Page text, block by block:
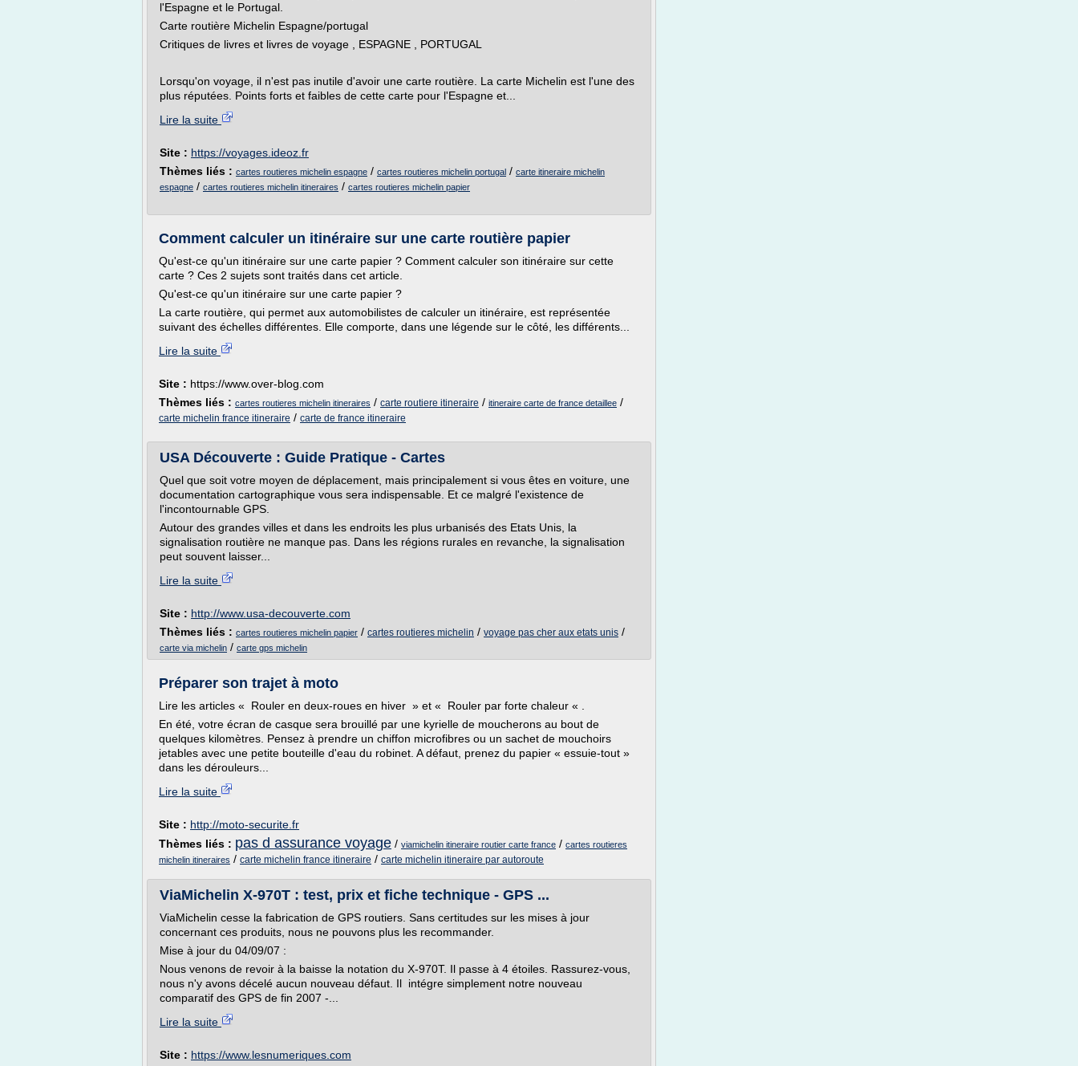
l'Espagne et le Portugal.
Carte routière Michelin Espagne/portugal
Critiques de livres et livres de voyage , ESPAGNE , PORTUGAL
Lorsqu'on voyage, il n'est pas inutile d'avoir une carte routière. La carte Michelin est l'une des
plus réputées. Points forts et faibles de cette carte pour l'Espagne et...
Lire la suite
Site : https://voyages.ideoz.fr
Thèmes liés : cartes routieres michelin espagne / cartes routieres michelin portugal / carte itineraire michelin
espagne / cartes routieres michelin itineraires / cartes routieres michelin papier
Comment calculer un itinéraire sur une carte routière papier
Qu'est-ce qu'un itinéraire sur une carte papier ? Comment calculer son itinéraire sur cette
carte ? Ces 2 sujets sont traités dans cet article.
Qu'est-ce qu'un itinéraire sur une carte papier ?
La carte routière, qui permet aux automobilistes de calculer un itinéraire, est représentée
suivant des échelles différentes. Elle comporte, dans une légende sur le côté, les différents...
Lire la suite
Site : https://www.over-blog.com
Thèmes liés : cartes routieres michelin itineraires / carte routiere itineraire / itineraire carte de france detaillee /
carte michelin france itineraire / carte de france itineraire
USA Découverte : Guide Pratique - Cartes
Quel que soit votre moyen de déplacement, mais principalement si vous êtes en voiture, une
documentation cartographique vous sera indispensable. Et ce malgré l'existence de
l'incontournable GPS.
Autour des grandes villes et dans les endroits les plus urbanisés des Etats Unis, la
signalisation routière ne manque pas. Dans les régions rurales en revanche, la signalisation
peut souvent laisser...
Lire la suite
Site : http://www.usa-decouverte.com
Thèmes liés : cartes routieres michelin papier / cartes routieres michelin / voyage pas cher aux etats unis /
carte via michelin / carte gps michelin
Préparer son trajet à moto
Lire les articles « Rouler en deux-roues en hiver » et « Rouler par forte chaleur « .
En été, votre écran de casque sera brouillé par une kyrielle de moucherons au bout de
quelques kilomètres. Pensez à prendre un chiffon microfibres ou un sachet de mouchoirs
jetables avec une petite bouteille d'eau du robinet. A défaut, prenez du papier « essuie-tout »
dans les dérouleurs...
Lire la suite
Site : http://moto-securite.fr
Thèmes liés : pas d assurance voyage / viamichelin itineraire routier carte france / cartes routieres
michelin itineraires / carte michelin france itineraire / carte michelin itineraire par autoroute
ViaMichelin X-970T : test, prix et fiche technique - GPS ...
ViaMichelin cesse la fabrication de GPS routiers. Sans certitudes sur les mises à jour
concernant ces produits, nous ne pouvons plus les recommander.
Mise à jour du 04/09/07 :
Nous venons de revoir à la baisse la notation du X-970T. Il passe à 4 étoiles. Rassurez-vous,
nous n'y avons décelé aucun nouveau défaut. Il intégre simplement notre nouveau
comparatif des GPS de fin 2007 -...
Lire la suite
Site : https://www.lesnumeriques.com